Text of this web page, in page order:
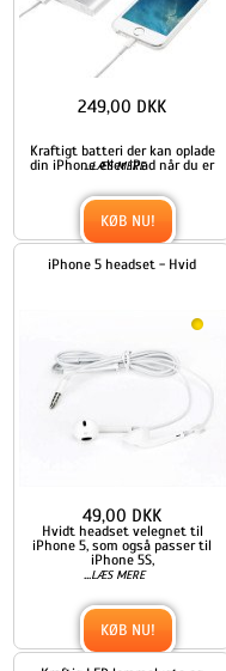
Kraftigt batteri der kan oplade
din iPhone eller iPad når du er
...LÆS MERE
249,00 DKK
KØB NU!
iPhone 5 headset - Hvid
Hvidt headset velegnet til
iPhone 5, som også passer til
iPhone 5S,
...LÆS MERE
49,00 DKK
KØB NU!